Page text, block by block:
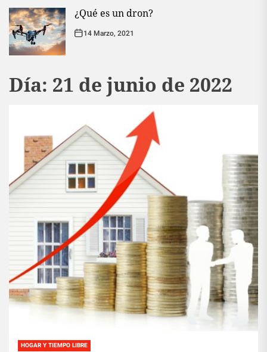
¿Qué es un dron?
14 Marzo, 2021
Día: 21 de junio de 2022
HOGAR Y TIEMPO LIBRE